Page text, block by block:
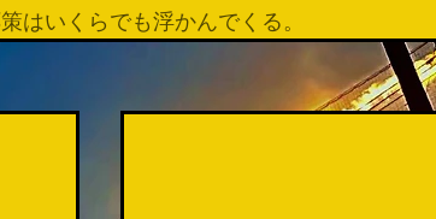
はいくらでも浮かんでくる。